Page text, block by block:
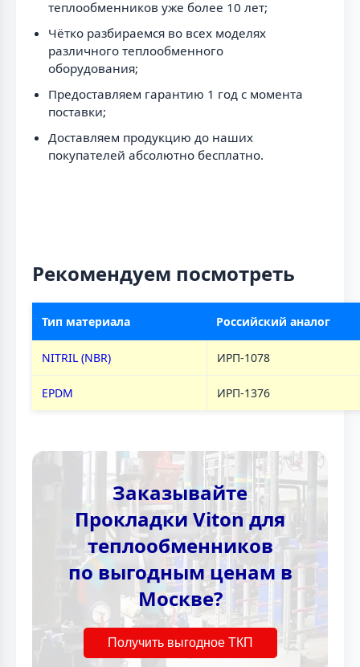
теплообменников уже более 10 лет;
Чётко разбираемся во всех моделях
различного теплообменного
оборудования;
Предоставляем гарантию 1 год с момента
поставки;
Доставляем продукцию до наших
покупателей абсолютно бесплатно.
Рекомендуем посмотреть
Тип материала Российский аналог
NITRIL (NBR) ИРП-1078
EPDM ИРП-1376
Заказывайте
Прокладки Viton для
теплообменников
по выгодным ценам в
Москве?
Получить выгодное ТКП